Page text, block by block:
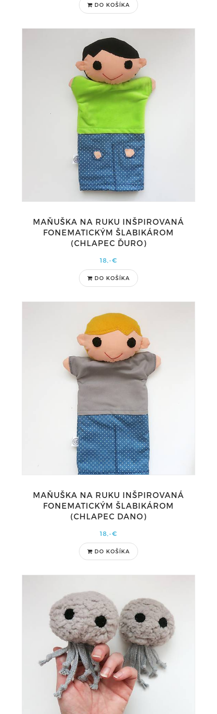
DO KOŠÍKA
MAŇUŠKA NA RUKU INŠPIROVANÁ
FONEMATICKÝM ŠLABIKÁROM
(CHLAPEC ĎURO)
18,-€
DO KOŠÍKA
MAŇUŠKA NA RUKU INŠPIROVANÁ
FONEMATICKÝM ŠLABIKÁROM
(CHLAPEC DANO)
18,-€
DO KOŠÍKA